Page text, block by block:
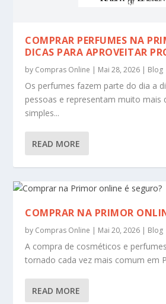
COMPRAR PERFUMES NA
DICAS PARA APROVEITAR
by Compras Online | Mai 28, 2026 | Blog
Os perfumes fazem parte do dia a
pessoas e representam muito mais
simples...
READ MORE
COMPRAR NA PRIMOR
by Compras Online | Mai 20, 2026 | Blog
A compra de cosméticos e
tornado cada vez mais comum em
READ MORE